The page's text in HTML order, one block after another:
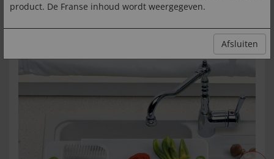
Laver, couper et débarrasser en un
seul geste
product. De Franse inhoud wordt weergegeven.
Afsluiten